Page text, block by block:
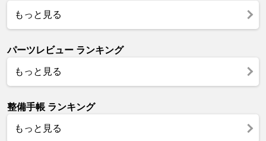
もっと見る
パーツレビュー ランキング
もっと見る
整備手帳 ランキング
もっと見る